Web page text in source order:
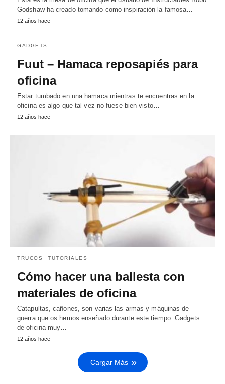
Godshaw ha creado tomando como inspiración la famosa…
12 años hace
GADGETS
Fuut – Hamaca reposapiés para
oficina
Estar tumbado en una hamaca mientras te encuentras en la
oficina es algo que tal vez no fuese bien visto…
12 años hace
TRUCOS TUTORIALES
Cómo hacer una ballesta con
materiales de oficina
Catapultas, cañones, son varias las armas y máquinas de
guerra que os hemos enseñado durante este tiempo. Gadgets
de oficina muy…
12 años hace
Cargar Más